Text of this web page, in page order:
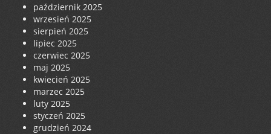
październik 2025
wrzesień 2025
sierpień 2025
lipiec 2025
czerwiec 2025
maj 2025
kwiecień 2025
marzec 2025
luty 2025
styczeń 2025
grudzień 2024